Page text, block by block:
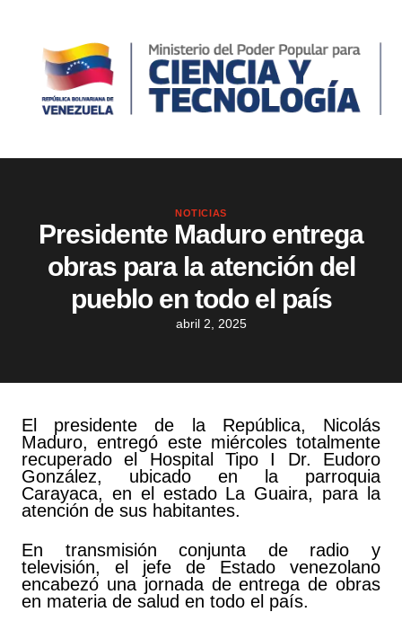
NOTICIAS
Presidente Maduro entrega
obras para la atención del
pueblo en todo el país
abril 2, 2025
El presidente de la República, Nicolás
Maduro, entregó este miércoles totalmente
recuperado el Hospital Tipo I Dr. Eudoro
González, ubicado en la parroquia
Carayaca, en el estado La Guaira, para la
atención de sus habitantes.
En transmisión conjunta de radio y
televisión, el jefe de Estado venezolano
encabezó una jornada de entrega de obras
en materia de salud en todo el país.